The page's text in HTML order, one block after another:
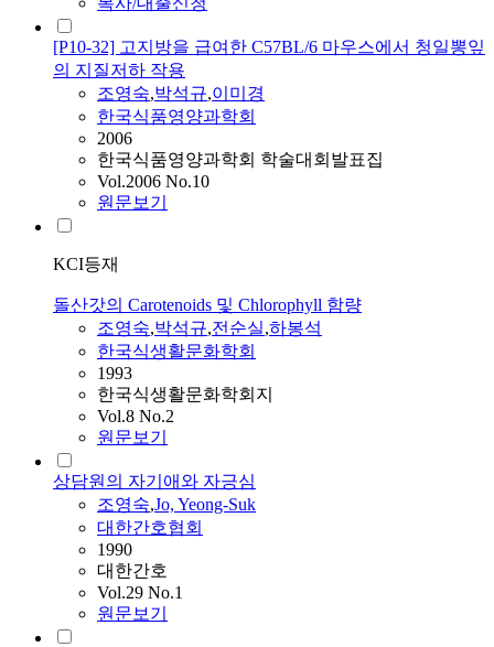
[P10-32] 고지방을 급여한 C57BL/6 마우스에서 청일뽕잎
의 지질저하 작용
조영숙,박석규,이미경
한국식품영양과학회
2006
한국식품영양과학회 학술대회발표집
Vol.2006 No.10
원문보기
KCI등재
돌산갓의 Carotenoids 및 Chlorophyll 함량
조영숙,박석규,전순실,하봉석
한국식생활문화학회
1993
한국식생활문화학회지
Vol.8 No.2
원문보기
상담원의 자기애와 자긍심
조영숙,Jo, Yeong-Suk
대한간호협회
1990
대한간호
Vol.29 No.1
원문보기